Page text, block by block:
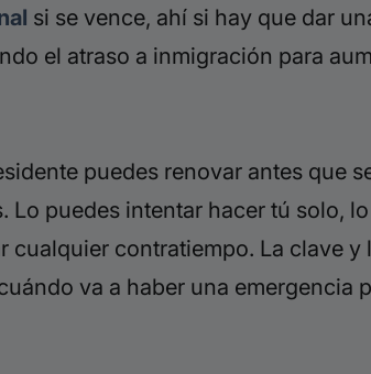
si se vence, ahí si hay que dar
el atraso a inmigración para
puedes renovar antes que
puedes intentar hacer tú solo,
cualquier contratiempo. La clave
va a haber una emergencia